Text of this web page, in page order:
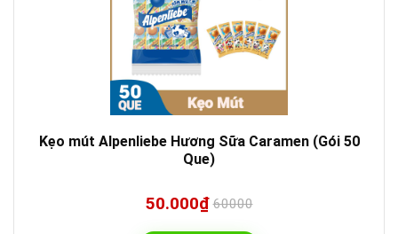
Kẹo mút Alpenliebe Hương Sữa Caramen (Gói 50
Que)
50.000₫ 60000